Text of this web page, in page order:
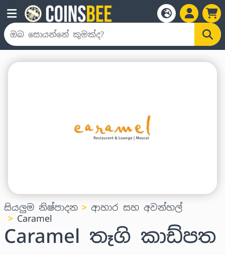
සියලුම නිෂ්පාදන
ආහාර සහ අවන්හල්
Caramel
Caramel තෑගි කාඩ්පත